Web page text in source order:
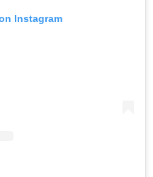
Instagram